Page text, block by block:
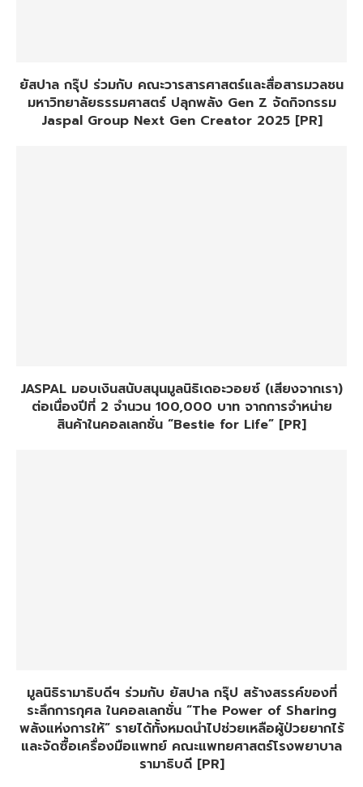
ยัสปาล กรุ๊ป ร่วมกับ คณะวารสารศาสตร์และสื่อสารมวลชน
มหาวิทยาลัยธรรมศาสตร์ ปลุกพลัง Gen Z จัดกิจกรรม
Jaspal Group Next Gen Creator 2025 [PR]
JASPAL มอบเงินสนับสนุนมูลนิธิเดอะวอยซ์ (เสียงจากเรา)
ต่อเนื่องปีที่ 2 จำนวน 100,000 บาท จากการจำหน่าย
สินค้าในคอลเลกชั่น “Bestie for Life” [PR]
มูลนิธิรามาธิบดีฯ ร่วมกับ ยัสปาล กรุ๊ป สร้างสรรค์ของที่
ระลึกการกุศล ในคอลเลกชั่น “The Power of Sharing
พลังแห่งการให้” รายได้ทั้งหมดนำไปช่วยเหลือผู้ป่วยยากไร้
และจัดซื้อเครื่องมือแพทย์ คณะแพทยศาสตร์โรงพยาบาล
รามาธิบดี [PR]